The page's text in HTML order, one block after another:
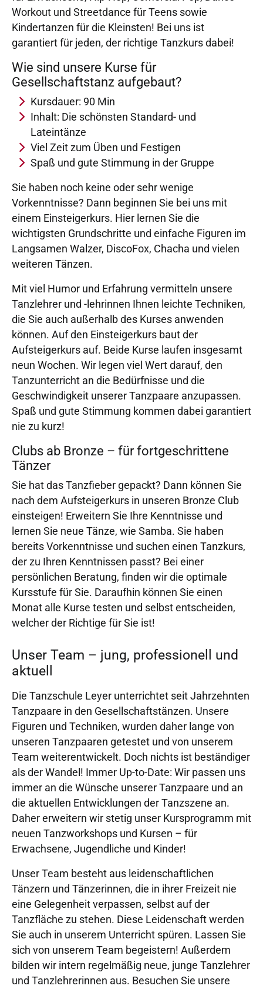
Workout und Streetdance für Teens sowie
Kindertanzen für die Kleinsten! Bei uns ist
garantiert für jeden, der richtige Tanzkurs dabei!
Wie sind unsere Kurse für
Gesellschaftstanz aufgebaut?
Kursdauer: 90 Min
Inhalt: Die schönsten Standard- und
Lateintänze
Viel Zeit zum Üben und Festigen
Spaß und gute Stimmung in der Gruppe
Sie haben noch keine oder sehr wenige
Vorkenntnisse? Dann beginnen Sie bei uns mit
einem Einsteigerkurs. Hier lernen Sie die
wichtigsten Grundschritte und einfache Figuren im
Langsamen Walzer, DiscoFox, Chacha und vielen
weiteren Tänzen.
Mit viel Humor und Erfahrung vermitteln unsere
Tanzlehrer und -lehrinnen Ihnen leichte Techniken,
die Sie auch außerhalb des Kurses anwenden
können. Auf den Einsteigerkurs baut der
Aufsteigerkurs auf. Beide Kurse laufen insgesamt
neun Wochen. Wir legen viel Wert darauf, den
Tanzunterricht an die Bedürfnisse und die
Geschwindigkeit unserer Tanzpaare anzupassen.
Spaß und gute Stimmung kommen dabei garantiert
nie zu kurz!
Clubs ab Bronze – für fortgeschrittene
Tänzer
Sie hat das Tanzfieber gepackt? Dann können Sie
nach dem Aufsteigerkurs in unseren Bronze Club
einsteigen! Erweitern Sie Ihre Kenntnisse und
lernen Sie neue Tänze, wie Samba. Sie haben
bereits Vorkenntnisse und suchen einen Tanzkurs,
der zu Ihren Kenntnissen passt? Bei einer
persönlichen Beratung, finden wir die optimale
Kursstufe für Sie. Daraufhin können Sie einen
Monat alle Kurse testen und selbst entscheiden,
welcher der Richtige für Sie ist!
Unser Team – jung, professionell und
aktuell
Die Tanzschule Leyer unterrichtet seit Jahrzehnten
Tanzpaare in den Gesellschaftstänzen. Unsere
Figuren und Techniken, wurden daher lange von
unseren Tanzpaaren getestet und von unserem
Team weiterentwickelt. Doch nichts ist beständiger
als der Wandel! Immer Up-to-Date: Wir passen uns
immer an die Wünsche unserer Tanzpaare und an
die aktuellen Entwicklungen der Tanzszene an.
Daher erweitern wir stetig unser Kursprogramm mit
neuen Tanzworkshops und Kursen – für
Erwachsene, Jugendliche und Kinder!
Unser Team besteht aus leidenschaftlichen
Tänzern und Tänzerinnen, die in ihrer Freizeit nie
eine Gelegenheit verpassen, selbst auf der
Tanzfläche zu stehen. Diese Leidenschaft werden
Sie auch in unserem Unterricht spüren. Lassen Sie
sich von unserem Team begeistern! Außerdem
bilden wir intern regelmäßig neue, junge Tanzlehrer
und Tanzlehrerinnen aus. Besuchen Sie unsere